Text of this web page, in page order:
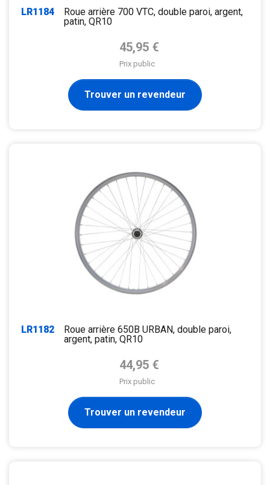
LR1184
Roue arrière 700 VTC, double paroi, argent,
patin, QR10
Prix de base
45,95 €
Prix public
Trouver un revendeur
LR1182
Roue arrière 650B URBAN, double paroi,
argent, patin, QR10
Prix de base
44,95 €
Prix public
Trouver un revendeur